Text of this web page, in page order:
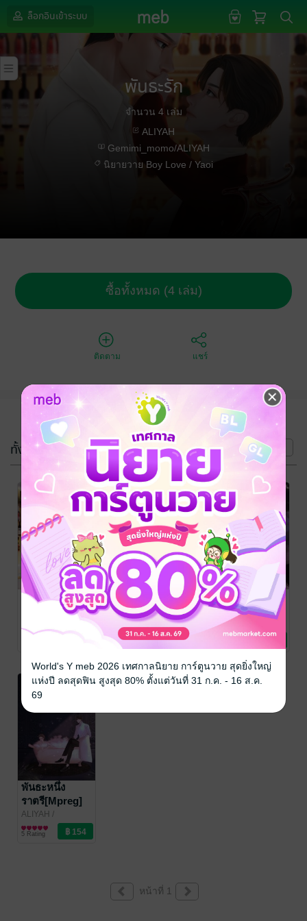
ล็อกอินเข้าระบบ
พันธะรัก
จำนวน 4 เล่ม
ALIYAH
Gemimi_momo/ALIYAH
นิยายวาย Boy Love / Yaoi
ซื้อทั้งหมด (4 เล่ม)
ติดตาม แชร์
ทั้งหมด(4 เล่ม) หน้าที่ 1
-49%
รติชา[Mpreg]
Gemimi_momo/ALIYAH
Love / Yaoi
-42%
[BL,Mpreg]พันธะ
สีฟ้า
Aliyah.06
Gemimi_momo/ALIYAH
นิยายวาย Boy
Love / Yaoi
1 Rating
-45%
พันธะ
ทิวา[Mpreg]
ALIYAH
Gemimi_momo/ALIYAH
นิยายวาย Boy
Love / Yaoi
-46%
พันธะหนึ่ง
ราตรี[Mpreg]
ALIYAH /
Gemimi_momo/ALIYAH
นิยายวาย Boy
Love / Yaoi
5 Rating
หน้าที่ 1
World's Y meb 2026 เทศกาลนิยาย การ์ตูนวาย สุดยิ่งใหญ่
แห่งปี ลดสุดฟิน สูงสุด 80% ตั้งแต่วันที่ 31 ก.ค. - 16 ส.ค.
69